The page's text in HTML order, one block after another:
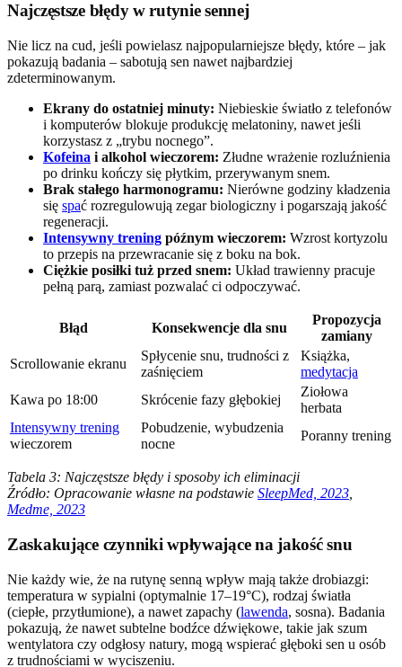
Najczęstsze błędy w rutynie sennej
Nie licz na cud, jeśli powielasz najpopularniejsze błędy, które – jak
pokazują badania – sabotują sen nawet najbardziej
zdeterminowanym.
Ekrany do ostatniej minuty: Niebieskie światło z telefonów
i komputerów blokuje produkcję melatoniny, nawet jeśli
korzystasz z „trybu nocnego”.
Kofeina i alkohol wieczorem: Złudne wrażenie rozluźnienia
po drinku kończy się płytkim, przerywanym snem.
Brak stałego harmonogramu: Nierówne godziny kładzenia
się spać rozregulowują zegar biologiczny i pogarszają jakość
regeneracji.
Intensywny trening późnym wieczorem: Wzrost kortyzolu
to przepis na przewracanie się z boku na bok.
Ciężkie posiłki tuż przed snem: Układ trawienny pracuje
pełną parą, zamiast pozwalać ci odpoczywać.
Błąd Konsekwencje dla snu
Propozycja
zamiany
Scrollowanie ekranu
Spłycenie snu, trudności z
zaśnięciem
Książka,
medytacja
Kawa po 18:00
Skrócenie fazy głębokiej
Ziołowa
herbata
Intensywny trening
wieczorem
Pobudzenie, wybudzenia
nocne
Poranny trening
Tabela 3: Najczęstsze błędy i sposoby ich eliminacji
Źródło: Opracowanie własne na podstawie SleepMed, 2023
Medme, 2023
Zaskakujące czynniki wpływające na jakość snu
Nie każdy wie, że na rutynę senną wpływ mają także drobiazgi:
temperatura w sypialni (optymalnie 17–19°C), rodzaj światła
(ciepłe, przytłumione), a nawet zapachy (lawenda, sosna). Badania
pokazują, że nawet subtelne bodźce dźwiękowe, takie jak szum
wentylatora czy odgłosy natury, mogą wspierać głęboki sen u osób
z trudnościami w wyciszeniu.